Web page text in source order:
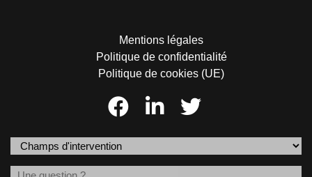
Mentions légales
Politique de confidentialité
Politique de cookies (UE)